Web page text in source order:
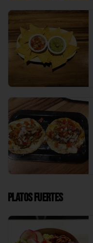
Platos fuertes